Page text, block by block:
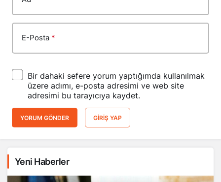
E-Posta *
Bir dahaki sefere yorum yaptığımda kullanılmak
üzere adımı, e-posta adresimi ve web site
adresimi bu tarayıcıya kaydet.
YORUM GÖNDER GIRIŞ YAP
Yeni Haberler